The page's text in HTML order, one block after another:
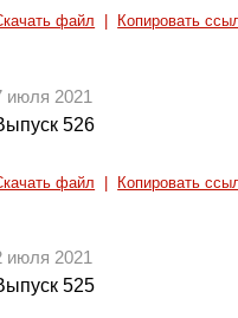
файл Копировать
июля 2021
526
файл Копировать
июля 2021
525